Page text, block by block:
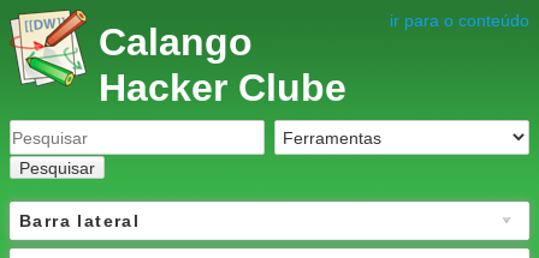
ir para o conteúdo
Calango
Hacker Clube
Pesquisar
Barra lateral